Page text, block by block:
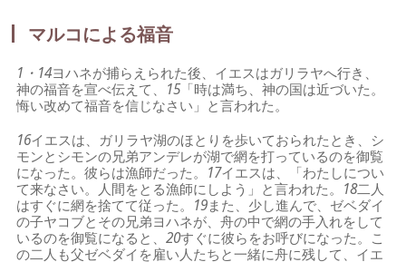
マルコによる福音
1・14ヨハネが捕らえられた後、イエスはガリラヤへ行き、
神の福音を宣べ伝えて、 15 「時は満ち、神の国は近づいた。
悔い改めて福音を信じなさい」と言われた。
16イエスは、ガリラヤ湖のほとりを歩いておられたとき、シ
モンとシモンの兄弟アンデレが湖で網を打っているのを御覧
になった。彼らは漁師だった。 17イエスは、「わたしについ
て来なさい。人間をとる漁師にしよう」と言われた。 18二人
はすぐに網を捨てて従った。 19また、少し進んで、ゼベダイ
の子ヤコブとその兄弟ヨハネが、舟の中で網の手入れをして
いるのを御覧になると、20すぐに彼らをお呼びになった。こ
の二人も父ゼベダイを雇い人たちと一緒に舟に残して、イエ